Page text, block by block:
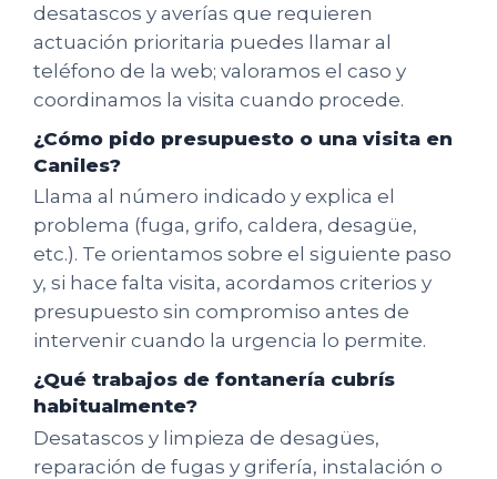
desatascos y averías que requieren
actuación prioritaria puedes llamar al
teléfono de la web; valoramos el caso y
coordinamos la visita cuando procede.
¿Cómo pido presupuesto o una visita en
Caniles?
Llama al número indicado y explica el
problema (fuga, grifo, caldera, desagüe,
etc.). Te orientamos sobre el siguiente paso
y, si hace falta visita, acordamos criterios y
presupuesto sin compromiso antes de
intervenir cuando la urgencia lo permite.
¿Qué trabajos de fontanería cubrís
habitualmente?
Desatascos y limpieza de desagües,
reparación de fugas y grifería, instalación o